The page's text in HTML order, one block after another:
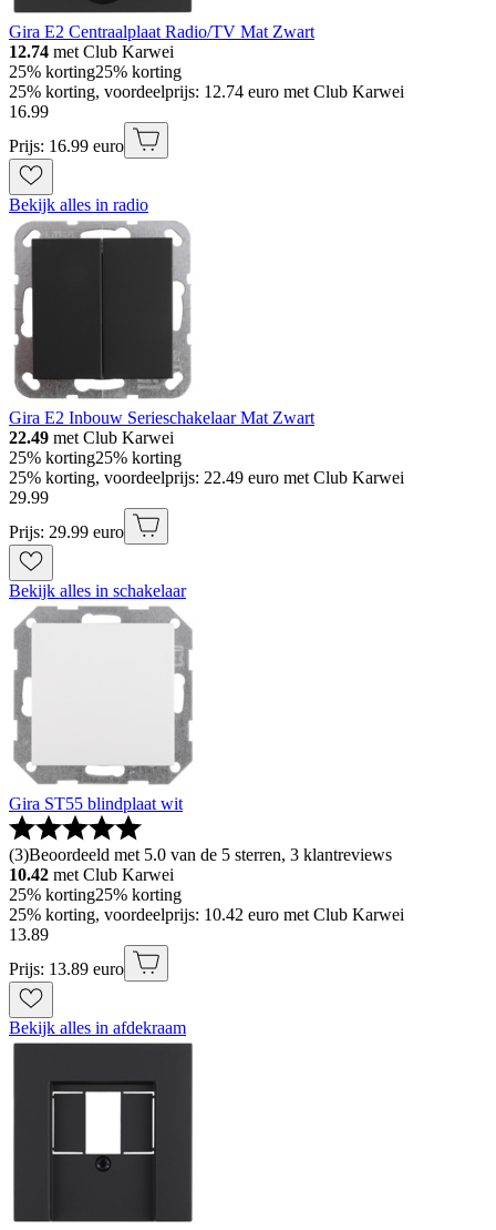
Gira E2 Centraalplaat Radio/TV Mat Zwart
12.74 met Club Karwei
25% korting25% korting
25% korting, voordeelprijs: 12.74 euro met Club Karwei
16.99
Prijs: 16.99 euro
Bekijk alles in radio
Gira E2 Inbouw Serieschakelaar Mat Zwart
22.49 met Club Karwei
25% korting25% korting
25% korting, voordeelprijs: 22.49 euro met Club Karwei
29.99
Prijs: 29.99 euro
Bekijk alles in schakelaar
Gira ST55 blindplaat wit
(3)Beoordeeld met 5.0 van de 5 sterren, 3 klantreviews
10.42 met Club Karwei
25% korting25% korting
25% korting, voordeelprijs: 10.42 euro met Club Karwei
13.89
Prijs: 13.89 euro
Bekijk alles in afdekraam